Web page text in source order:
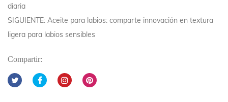
diaria
SIGUIENTE: Aceite para labios: comparte innovación en textura
ligera para labios sensibles
Compartir: